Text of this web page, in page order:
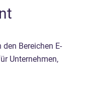
Bereichen E-
Unternehmen,